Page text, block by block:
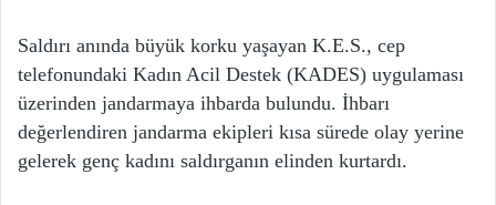
Saldırı anında büyük korku yaşayan K.E.S., cep
telefonundaki Kadın Acil Destek (KADES) uygulaması
üzerinden jandarmaya ihbarda bulundu. İhbarı
değerlendiren jandarma ekipleri kısa sürede olay yerine
gelerek genç kadını saldırganın elinden kurtardı.